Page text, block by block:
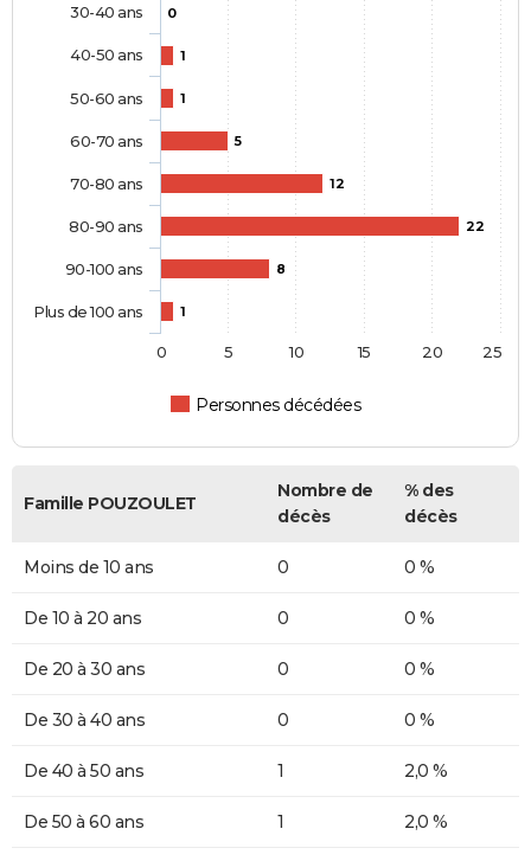
0
1
1
5
12
22
8
1
Personnes décédées
30-40 ans
40-50 ans
50-60 ans
60-70 ans
70-80 ans
80-90 ans
90-100 ans
Plus de 100 ans
0 5 10 15 20 25
Famille POUZOULET
Nombre de
décès
% des
décès
Moins de 10 ans 0 0 %
De 10 à 20 ans 0 0 %
De 20 à 30 ans 0 0 %
De 30 à 40 ans 0 0 %
De 40 à 50 ans 1 2,0 %
De 50 à 60 ans 1 2,0 %